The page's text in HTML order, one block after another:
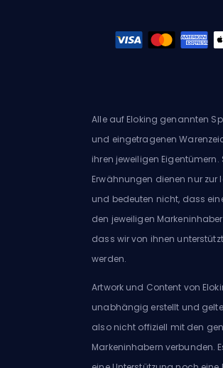
Alle auf Eloking genannten
und eingetragenen
ihren jeweiligen Eigentümern.
Erwähnungen dienen nur zur
und bedeuten nicht, dass
den jeweiligen
dass wir von ihnen
werden.
Artwork und Content von
unabhängig erstellt und
also nicht offiziell mit den
Markeninhabern verbunden.